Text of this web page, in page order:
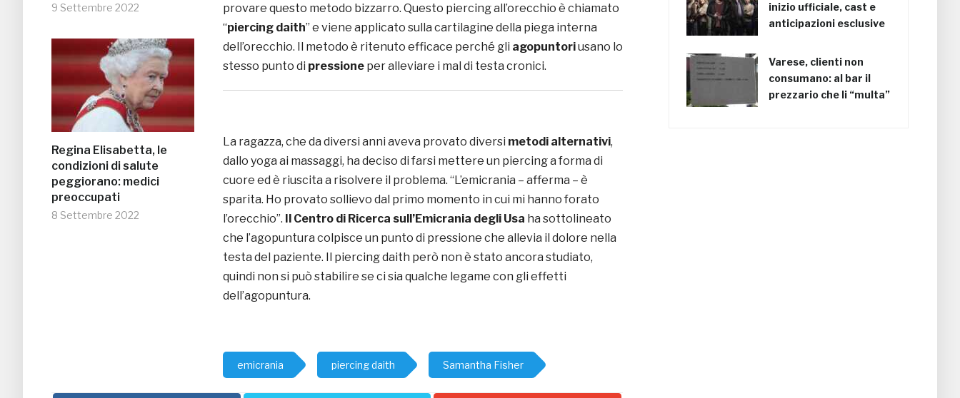
9 Settembre 2022
Regina Elisabetta, le
condizioni di salute
peggiorano: medici
preoccupati
8 Settembre 2022
provare questo metodo bizzarro. Questo piercing all’orecchio è chiamato
“piercing daith” e viene applicato sulla cartilagine della piega interna
dell’orecchio. Il metodo è ritenuto efficace perché gli agopuntoriusano lo
stesso punto di pressione per alleviare i mal di testa cronici.
La ragazza, che da diversi anni aveva provato diversi metodi alternativi,
dallo yoga ai massaggi, ha deciso di farsi mettere un piercing a forma di
cuore ed è riuscita a risolvere il problema. “L’emicrania – afferma – è
sparita. Ho provato sollievo dal primo momento in cui mi hanno forato
l’orecchio”.
Il Centro di Ricerca sull’Emicrania degli Usa ha sottolineato
che l’agopuntura colpisce un punto di pressione che allevia il dolore nella
testa del paziente. Il piercing daith però non è stato ancora studiato,
quindi non si può stabilire se ci sia qualche legame con gli effetti
dell’agopuntura.
emicrania piercing daith Samantha Fisher
inizio ufficiale, cast e
anticipazioni esclusive
Varese, clienti non
consumano: al bar il
prezzario che li “multa”